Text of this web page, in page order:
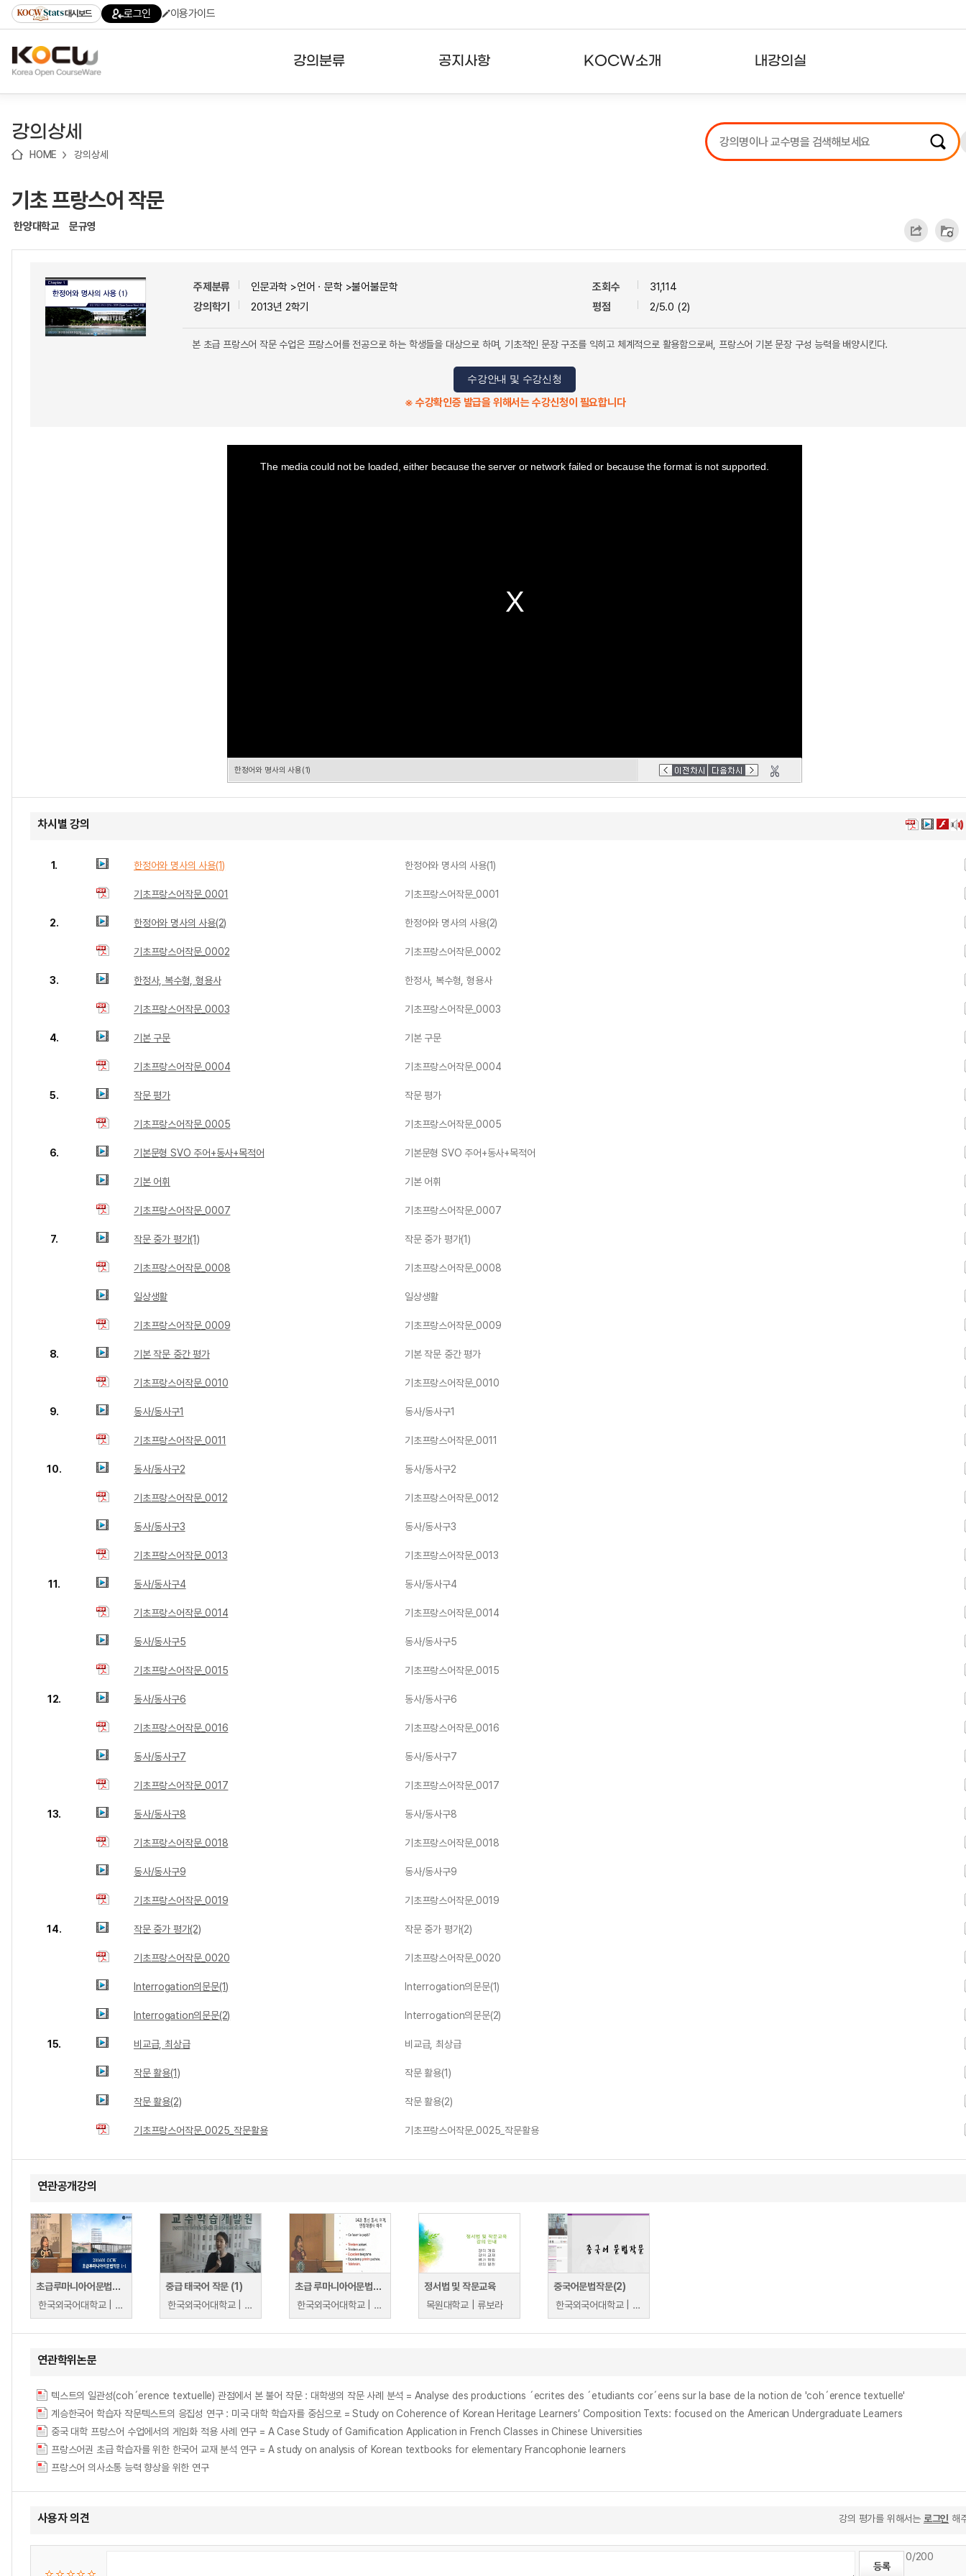
기
기
기
content)
가
대시보드 로그인 이용가이드
강의분류 공지사항 KOCW소개 내강의실
강의리스트
수강확인증강의
강의상세
HOME 강의상세
기초 프랑스어 작문
한양대학교 문규영
주제분류
인문과학 >언어ㆍ문학 >불어불문학
강의학기
2013년 2학기
조회수
31,114
평점
2/5.0 (2)
본 초급 프랑스어 작문 수업은 프랑스어를 전공으로 하는 학생들을 대상으로 하며, 기초적인 문장 구조를 익히고 체계적으로 활용함으로써, 프랑스어 기본 문장 구성 능력을 배양시킨다.
수강안내 및 수강신청
※ 수강확인증 발급을 위해서는 수강신청이 필요합니다
The media could not be loaded, either because the server or network failed or because the format is not supported.
한정어와 명사의 사용(1)
차시별 강의
1. 한정어와 명사의 사용(1) 한정어와 명사의 사용(1)
기초프랑스어작문_0001 기초프랑스어작문_0001
2. 한정어와 명사의 사용(2) 한정어와 명사의 사용(2)
기초프랑스어작문_0002 기초프랑스어작문_0002
3. 한정사, 복수형, 형용사 한정사, 복수형, 형용사
기초프랑스어작문_0003 기초프랑스어작문_0003
4. 기본 구문 기본 구문
기초프랑스어작문_0004 기초프랑스어작문_0004
5. 작문 평가 작문 평가
기초프랑스어작문_0005 기초프랑스어작문_0005
6. 기본문형 SVO 주어+동사+목적어 기본문형 SVO 주어+동사+목적어
기본 어휘 기본 어휘
기초프랑스어작문_0007 기초프랑스어작문_0007
7. 작문 중가 평가(1) 작문 중가 평가(1)
기초프랑스어작문_0008 기초프랑스어작문_0008
일상생활 일상생활
기초프랑스어작문_0009 기초프랑스어작문_0009
8. 기본 작문 중간 평가 기본 작문 중간 평가
기초프랑스어작문_0010 기초프랑스어작문_0010
9. 동사/동사구1 동사/동사구1
기초프랑스어작문_0011 기초프랑스어작문_0011
10. 동사/동사구2 동사/동사구2
기초프랑스어작문_0012 기초프랑스어작문_0012
동사/동사구3 동사/동사구3
기초프랑스어작문_0013 기초프랑스어작문_0013
11. 동사/동사구4 동사/동사구4
기초프랑스어작문_0014 기초프랑스어작문_0014
동사/동사구5 동사/동사구5
기초프랑스어작문_0015 기초프랑스어작문_0015
12. 동사/동사구6 동사/동사구6
기초프랑스어작문_0016 기초프랑스어작문_0016
동사/동사구7 동사/동사구7
기초프랑스어작문_0017 기초프랑스어작문_0017
13. 동사/동사구8 동사/동사구8
기초프랑스어작문_0018 기초프랑스어작문_0018
동사/동사구9 동사/동사구9
기초프랑스어작문_0019 기초프랑스어작문_0019
14. 작문 중가 평가(2) 작문 중가 평가(2)
기초프랑스어작문_0020 기초프랑스어작문_0020
Interrogation의문문(1) Interrogation의문문(1)
Interrogation의문문(2) Interrogation의문문(2)
15. 비교급, 최상급 비교급, 최상급
작문 활용(1) 작문 활용(1)
작문 활용(2) 작문 활용(2)
기초프랑스어작문_0025_작문활용 기초프랑스어작문_0025_작문활용
연관공개강의
초급루마니아어문법작문(1)
한국외국어대학교 | 백승남
중급 태국어 작문 (1)
한국외국어대학교 | 박경은
초급 루마니아어문법작문(2)
한국외국어대학교 | 백승남
정서법 및 작문교육
목원대학교 | 류보라
중국어문법작문(2)
한국외국어대학교 | 김기범
연관학위논문
텍스트의 일관성(coh´erence textuelle) 관점에서 본 불어 작문 : 대학생의 작문 사례 분석 = Analyse des productions ´ecrites des ´etudiants cor´eens sur la base de la notion de 'coh´erence textuelle'
계승한국어 학습자 작문텍스트의 응집성 연구 : 미국 대학 학습자를 중심으로 = Study on Coherence of Korean Heritage Learners’ Composition Texts: focused on the American Undergraduate Learners
중국 대학 프랑스어 수업에서의 게임화 적용 사례 연구 = A Case Study of Gamification Application in French Classes in Chinese Universities
프랑스어권 초급 학습자를 위한 한국어 교재 분석 연구 = A study on analysis of Korean textbooks for elementary Francophonie learners
프랑스어 의사소통 능력 향상을 위한 연구
사용자 의견 강의 평가를 위해서는 로그인 해
0/200